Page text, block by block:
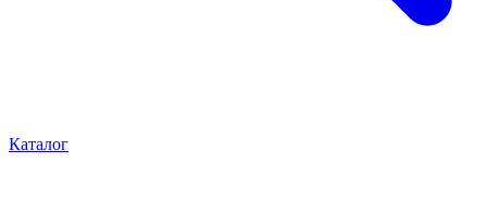
Каталог